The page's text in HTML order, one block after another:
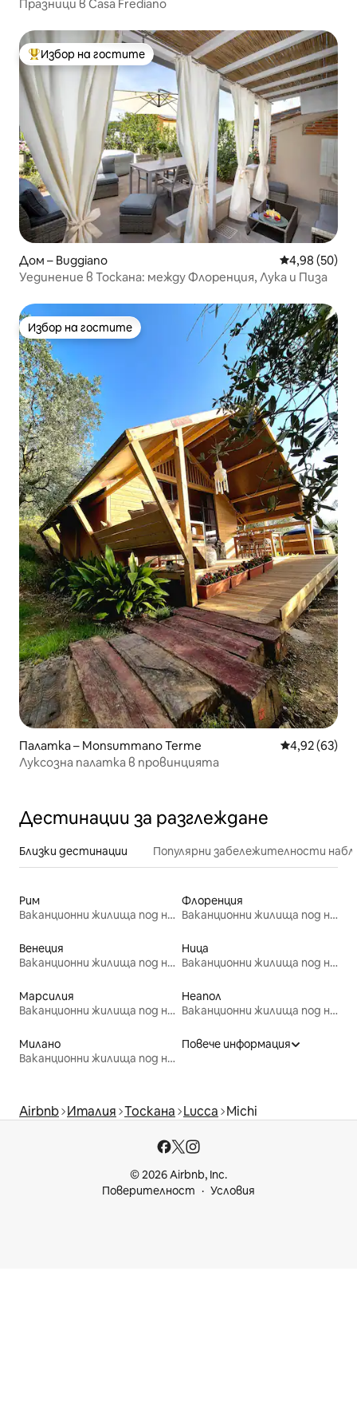
Празници в Casa Frediano
Най-популярен избор на гостите
Избор на гостите
Дом – Buggiano Средна
4,98 (50)
Уединение в Тоскана: между Флоренция, Лука и Пиза
Избор на гостите
Избор на гостите
Палатка – Monsummano Terme Средна
4,92 (63)
Луксозна палатка в провинцията
Дестинации за разглеждане
Близки дестинации Популярни забележителности
Рим
Ваканционни жилища под наем
Флоренция
Ваканционни жилища под наем
Венеция
Ваканционни жилища под наем
Ница
Ваканционни жилища под наем
Марсилия
Ваканционни жилища под наем
Неапол
Ваканционни жилища под наем
Милано
Ваканционни жилища под наем
Повече информация
Airbnb Италия Тоскана Lucca Michi
© 2026 Airbnb, Inc.
Поверителност
Условия